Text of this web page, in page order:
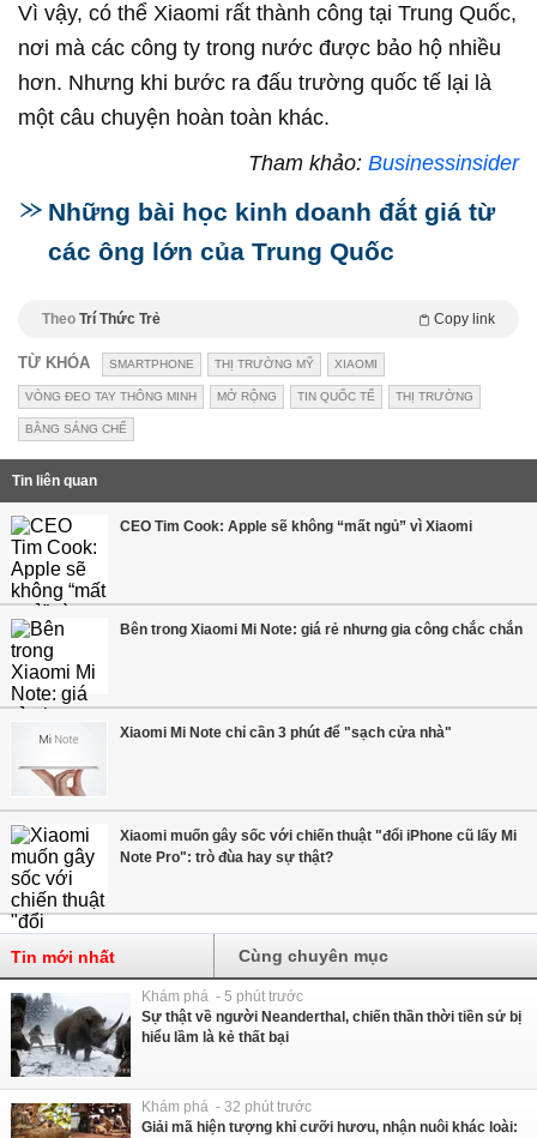
Vì vậy, có thể Xiaomi rất thành công tại Trung Quốc,
nơi mà các công ty trong nước được bảo hộ nhiều
hơn. Nhưng khi bước ra đấu trường quốc tế lại là
một câu chuyện hoàn toàn khác.
Tham khảo: Businessinsider
Những bài học kinh doanh đắt giá từ
các ông lớn của Trung Quốc
Theo Trí Thức Trẻ Copy link
TỪ KHÓA SMARTPHONE THỊ TRƯỜNG MỸ XIAOMI
VÒNG ĐEO TAY THÔNG MINH MỞ RỘNG TIN QUỐC TẾ THỊ TRƯỜNG
BẰNG SÁNG CHẾ
Tin liên quan
CEO Tim Cook: Apple sẽ không “mất ngủ” vì Xiaomi
Bên trong Xiaomi Mi Note: giá rẻ nhưng gia công chắc chắn
Xiaomi Mi Note chỉ cần 3 phút để "sạch cửa nhà"
Xiaomi muốn gây sốc với chiến thuật "đổi iPhone cũ lấy Mi
Note Pro": trò đùa hay sự thật?
Tin mới nhất Cùng chuyên mục
Khám phá - 5 phút trước
Sự thật về người Neanderthal, chiến thần thời tiền sử bị
hiểu lầm là kẻ thất bại
Khám phá - 32 phút trước
Giải mã hiện tượng khỉ cưỡi hươu, nhận nuôi khác loài: